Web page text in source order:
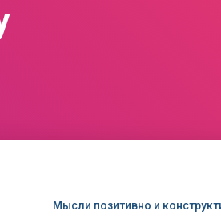
Мысли позитивно и